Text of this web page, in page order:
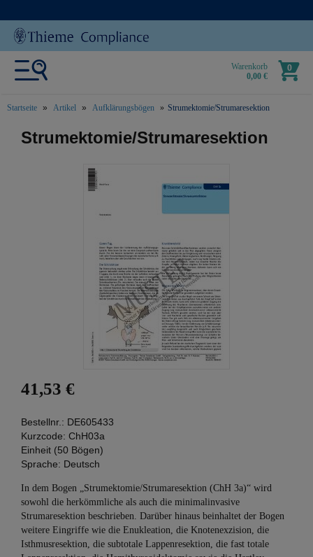
Warenkorb
0,00 €
0
Startseite Artikel Aufklärungsbögen Strumektomie/Strumaresektion
text.skipToContent
text.skipToNavigation
Strumektomie/Strumaresektion
41,53 €
Bestellnr.: DE605433
Kurzcode: ChH03a
Einheit (50 Bögen)
Sprache: Deutsch
In dem Bogen „Strumektomie/Strumaresektion (ChH 3a)“ wird
sowohl die herkömmliche als auch die minimalinvasive
Strumaresektion beschrieben. Darüber hinaus beinhaltet der Bogen
weitere Eingriffe wie die Enukleation, die Kno­ten­exzision, die
Isthmusresektion, die subtotale Lappenresektion, die fast totale